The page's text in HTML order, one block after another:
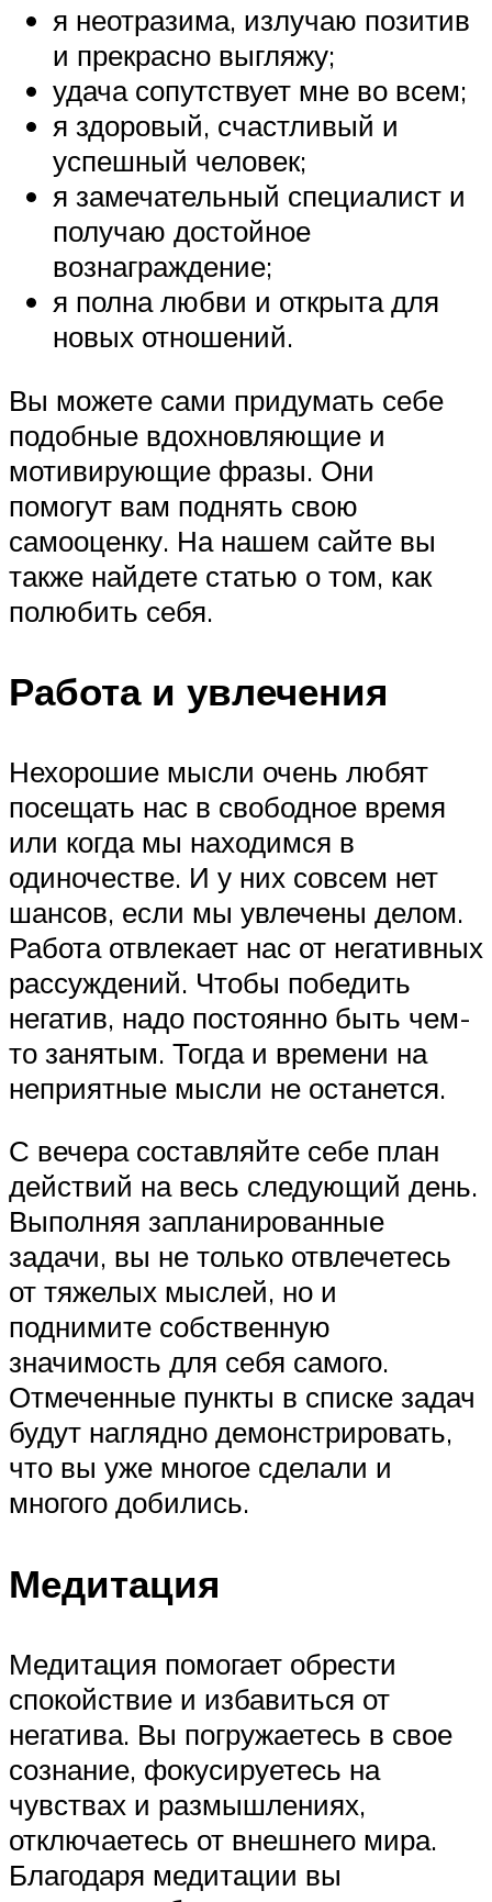
я неотразима, излучаю позитив
и прекрасно выгляжу;
удача сопутствует мне во всем;
я здоровый, счастливый и
успешный человек;
я замечательный специалист и
получаю достойное
вознаграждение;
я полна любви и открыта для
новых отношений.
Вы можете сами придумать себе
подобные вдохновляющие и
мотивирующие фразы. Они
помогут вам поднять свою
самооценку. На нашем сайте вы
также найдете статью о том, как
полюбить себя.
Работа и увлечения
Нехорошие мысли очень любят
посещать нас в свободное время
или когда мы находимся в
одиночестве. И у них совсем нет
шансов, если мы увлечены делом.
Работа отвлекает нас от негативных
рассуждений. Чтобы победить
негатив, надо постоянно быть чем-
то занятым. Тогда и времени на
неприятные мысли не останется.
С вечера составляйте себе план
действий на весь следующий день.
Выполняя запланированные
задачи, вы не только отвлечетесь
от тяжелых мыслей, но и
поднимите собственную
значимость для себя самого.
Отмеченные пункты в списке задач
будут наглядно демонстрировать,
что вы уже многое сделали и
многого добились.
Медитация
Медитация помогает обрести
спокойствие и избавиться от
негатива. Вы погружаетесь в свое
сознание, фокусируетесь на
чувствах и размышлениях,
отключаетесь от внешнего мира.
Благодаря медитации вы